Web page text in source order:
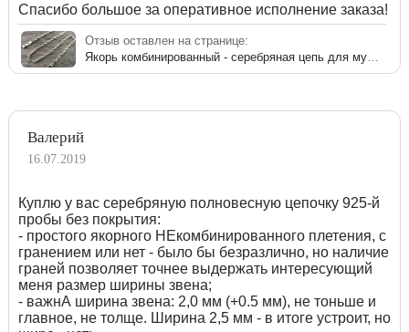
Спасибо большое за оперативное исполнение заказа!
Отзыв оставлен на странице:
Валерий
16.07.2019
Куплю у вас серебряную полновесную цепочку 925-й
пробы без покрытия:
- простого якорного НЕкомбинированного плетения, с
гранением или нет - было бы безразлично, но наличие
граней позволяет точнее выдержать интересующий
меня размер ширины звена;
- важнА ширина звена: 2,0 мм (+0.5 мм), не тоньше и
главное, не толще. Ширина 2,5 мм - в итоге устроит, но